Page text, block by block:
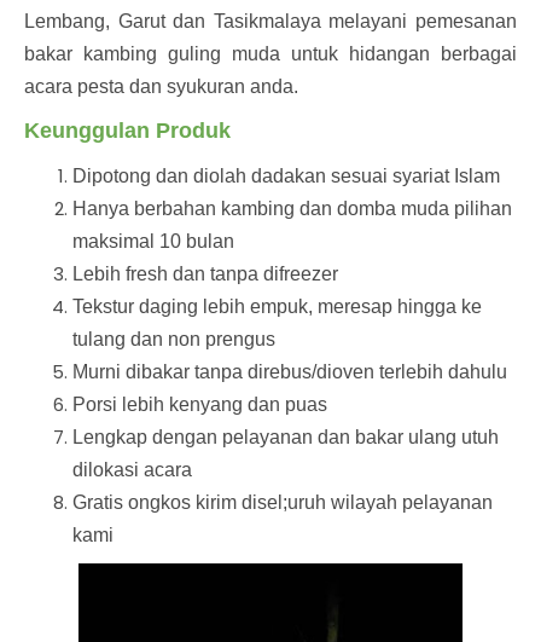
Lembang, Garut dan Tasikmalaya melayani pemesanan
bakar kambing guling muda untuk hidangan berbagai
acara pesta dan syukuran anda.
Keunggulan Produk
Dipotong dan diolah dadakan sesuai syariat Islam
Hanya berbahan kambing dan domba muda pilihan
maksimal 10 bulan
Lebih fresh dan tanpa difreezer
Tekstur daging lebih empuk, meresap hingga ke
tulang dan non prengus
Murni dibakar tanpa direbus/dioven terlebih dahulu
Porsi lebih kenyang dan puas
Lengkap dengan pelayanan dan bakar ulang utuh
dilokasi acara
Gratis ongkos kirim disel;uruh wilayah pelayanan
kami